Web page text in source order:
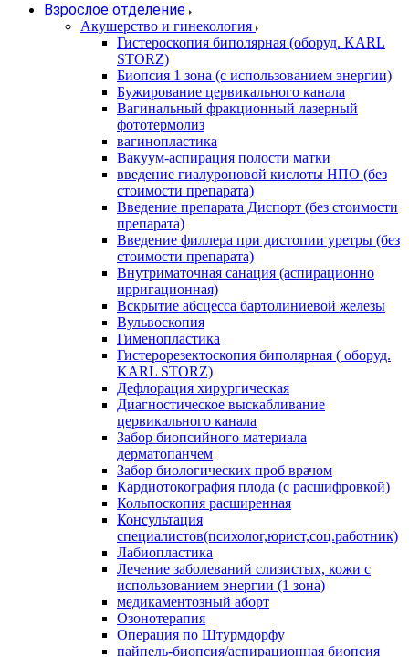
Взрослое отделение
Акушерство и гинекология
Гистероскопия биполярная (оборуд. KARL
STORZ)
Биопсия 1 зона (с использованием энергии)
Бужирование цервикального канала
Вагинальный фракционный лазерный
фототермолиз
вагинопластика
Вакуум-аспирация полости матки
введение гиалуроновой кислоты НПО (без
стоимости препарата)
Введение препарата Диспорт (без стоимости
препарата)
Введение филлера при дистопии уретры (без
стоимости препарата)
Внутриматочная санация (аспирационно
ирригационная)
Вскрытие абсцесса бартолиниевой железы
Вульвоскопия
Гименопластика
Гистерорезектоскопия биполярная ( оборуд.
KARL STORZ)
Дефлорация хирургическая
Диагностическое выскабливание
цервикального канала
Забор биопсийного материала
дерматопанчем
Забор биологических проб врачом
Кардиотокография плода (с расшифровкой)
Кольпоскопия расширенная
Консультация
специалистов(психолог,юрист,соц.работник)
Лабиопластика
Лечение заболеваний слизистых, кожи с
использованием энергии (1 зона)
медикаментозный аборт
Озонотерапия
Операция по Штурмдорфу
пайпель-биопсия/аспирационная биопсия